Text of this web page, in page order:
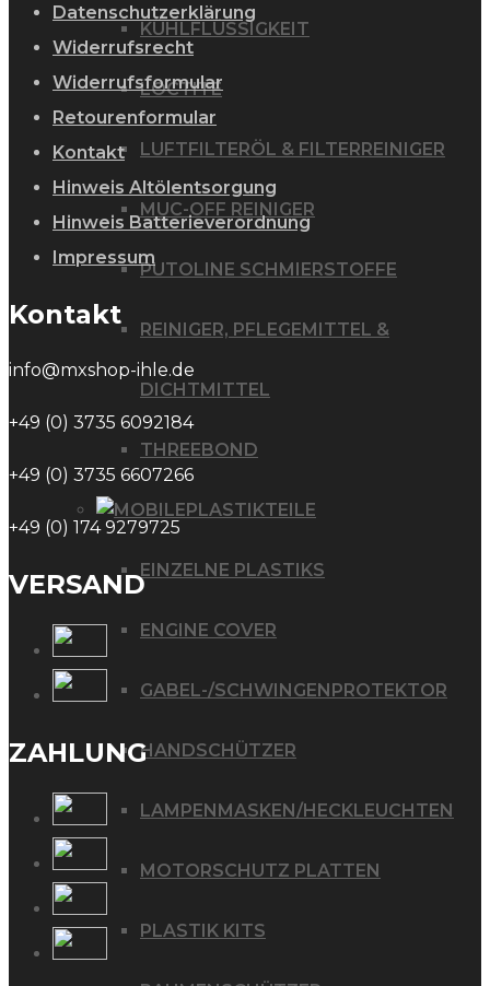
KÜHLFLÜSSIGKEIT
LOCTITE
LUFTFILTERÖL & FILTERREINIGER
MUC-OFF REINIGER
PUTOLINE SCHMIERSTOFFE
REINIGER, PFLEGEMITTEL &
DICHTMITTEL
THREEBOND
PLASTIKTEILE
EINZELNE PLASTIKS
ENGINE COVER
GABEL-/SCHWINGENPROTEKTOR
HANDSCHÜTZER
LAMPENMASKEN/HECKLEUCHTEN
MOTORSCHUTZ PLATTEN
PLASTIK KITS
Datenschutzerklärung
Widerrufsrecht
Widerrufsformular
Retourenformular
Kontakt
Hinweis Altölentsorgung
Hinweis Batterieverordnung
Impressum
Kontakt
info@mxshop-ihle.de
+49 (0) 3735 6092184
+49 (0) 3735 6607266
+49 (0) 174 9279725
VERSAND
ZAHLUNG